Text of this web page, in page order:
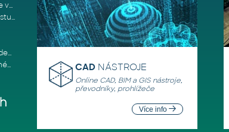
Tři překážky rozšiřování využití umělé inteligence ve stavebním prům
Autodesk Flex (platba za použití) je nyní ještě dostupnější
Udržujte vaše týmy produktivní díky podpoře vedené odborníky
Od experimentování s umělou inteligencí k reálnému dopadu na podniká
CAD NÁSTROJE
Online CAD, BIM a GIS nástroje,
převodníky, prohlížeče
Více info